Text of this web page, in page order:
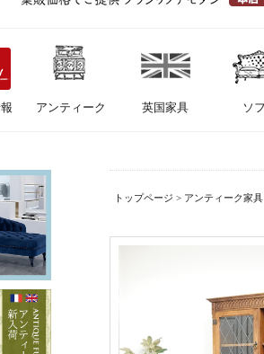
トップページ > アンティーク家具